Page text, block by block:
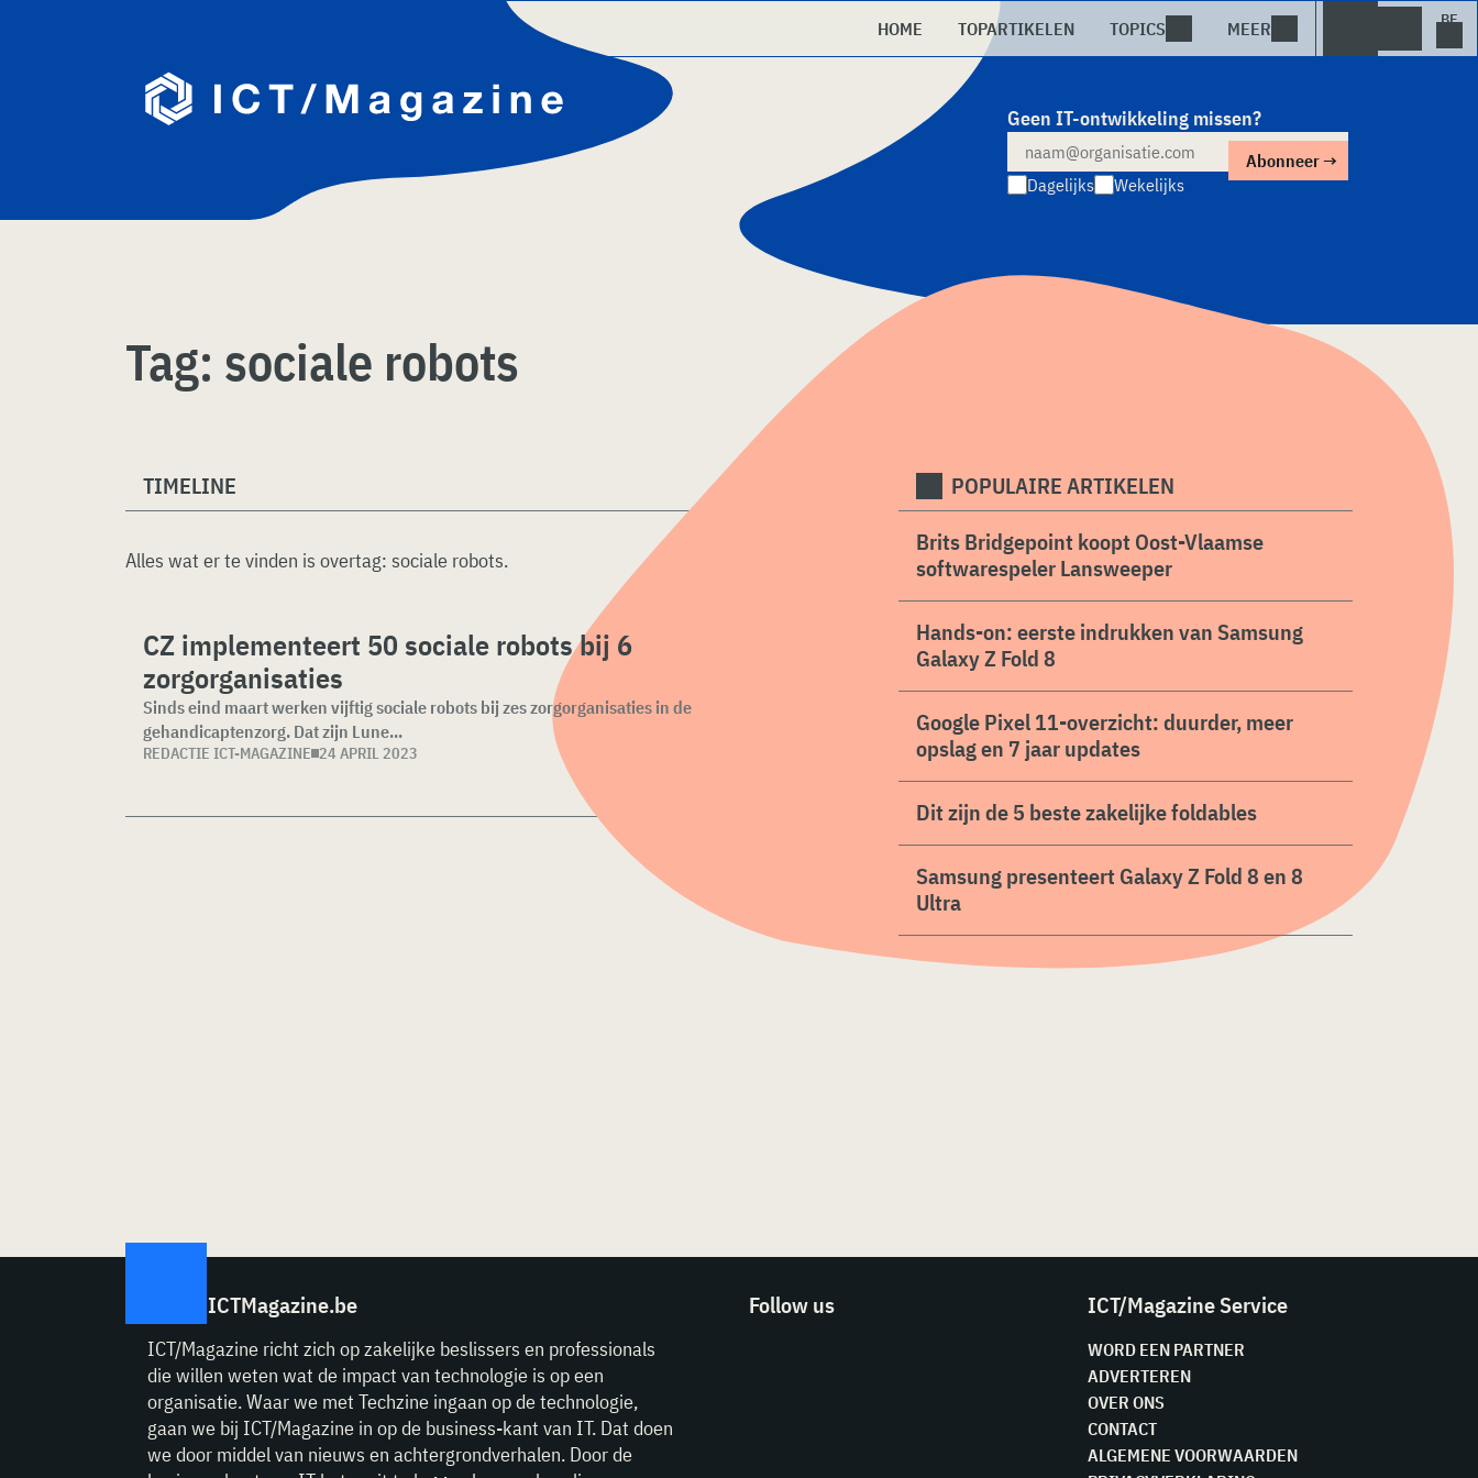
HOME TOPARTIKELEN TOPICS MEER
Geen IT-ontwikkeling missen?
Dagelijks Wekelijks
Tag: sociale robots
TIMELINE
Alles wat er te vinden is overtag: sociale robots.
CZ implementeert 50 sociale robots bij 6
zorgorganisaties
Sinds eind maart werken vijftig sociale robots bij zes zorgorganisaties in de
gehandicaptenzorg. Dat zijn Lune...
REDACTIE ICT-MAGAZINE 24 APRIL 2023
POPULAIRE ARTIKELEN
Brits Bridgepoint koopt Oost-Vlaamse
softwarespeler Lansweeper
Hands-on: eerste indrukken van Samsung
Galaxy Z Fold 8
Google Pixel 11-overzicht: duurder, meer
opslag en 7 jaar updates
Dit zijn de 5 beste zakelijke foldables
Samsung presenteert Galaxy Z Fold 8 en 8
Ultra
ICTMagazine.be
ICT/Magazine richt zich op zakelijke beslissers en professionals
die willen weten wat de impact van technologie is op een
organisatie. Waar we met Techzine ingaan op de technologie,
gaan we bij ICT/Magazine in op de business-kant van IT. Dat doen
we door middel van nieuws en achtergrondverhalen. Door de
Follow us ICT/Magazine Service
WORD EEN PARTNER
ADVERTEREN
OVER ONS
CONTACT
ALGEMENE VOORWAARDEN